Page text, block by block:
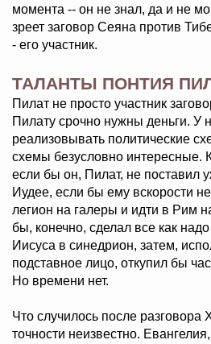
момента -- он не знал, да и не
зреет заговор Сеяна против
- его участник.
ТАЛАНТЫ ПОНТИЯ
Пилат не просто участник
Пилату срочно нужны деньги. У
реализовывать политические
схемы безусловно интересные.
если бы он, Пилат, не поставил
Иудее, если бы ему вскорости
легион на галеры и идти в Рим
бы, конечно, сделал все как
Иисуса в синедрион, затем,
подставное лицо, откупил бы
Но времени нет.
Что случилось после разговора
точности неизвестно.